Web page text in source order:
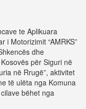
te Aplikuara
i Motorizimit “AMRKS”
dhe
për Siguri në
në Rrugë”, aktivitet
të ulëta nga Komuna
bëhet nga